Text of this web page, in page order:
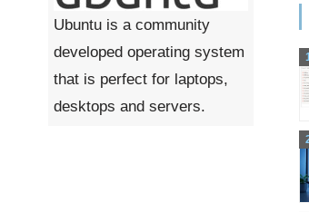
Ubuntu is a community
developed operating system
that is perfect for laptops,
desktops and servers.